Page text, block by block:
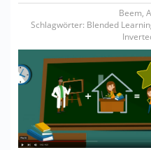
Beem,
Schlagwörter: Blended